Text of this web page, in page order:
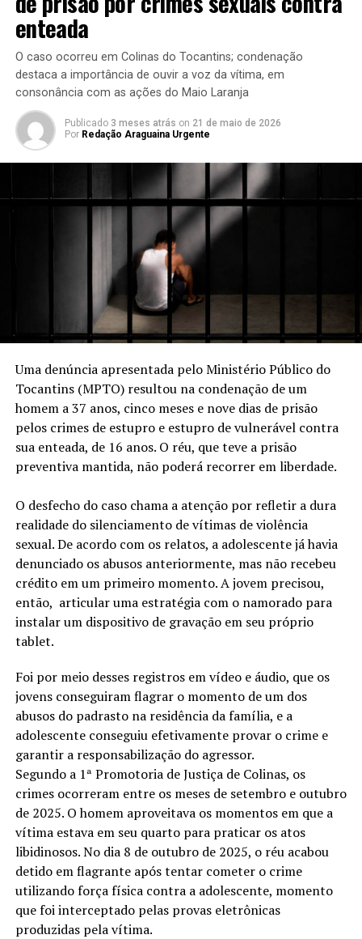
enteada
O caso ocorreu em Colinas do Tocantins; condenação
destaca a importância de ouvir a voz da vítima, em
consonância com as ações do Maio Laranja
Publicado 3 meses atrás on 21 de maio de 2026
Por Redação Araguaina Urgente
Uma denúncia apresentada pelo Ministério Público do
Tocantins (MPTO) resultou na condenação de um
homem a 37 anos, cinco meses e nove dias de prisão
pelos crimes de estupro e estupro de vulnerável contra
sua enteada, de 16 anos. O réu, que teve a prisão
preventiva mantida, não poderá recorrer em liberdade.
O desfecho do caso chama a atenção por refletir a dura
realidade do silenciamento de vítimas de violência
sexual. De acordo com os relatos, a adolescente já havia
denunciado os abusos anteriormente, mas não recebeu
crédito em um primeiro momento. A jovem precisou,
então, articular uma estratégia com o namorado para
instalar um dispositivo de gravação em seu próprio
tablet.
Foi por meio desses registros em vídeo e áudio, que os
jovens conseguiram flagrar o momento de um dos
abusos do padrasto na residência da família, e a
adolescente conseguiu efetivamente provar o crime e
garantir a responsabilização do agressor.
Segundo a 1ª Promotoria de Justiça de Colinas, os
crimes ocorreram entre os meses de setembro e outubro
de 2025. O homem aproveitava os momentos em que a
vítima estava em seu quarto para praticar os atos
libidinosos. No dia 8 de outubro de 2025, o réu acabou
detido em flagrante após tentar cometer o crime
utilizando força física contra a adolescente, momento
que foi interceptado pelas provas eletrônicas
produzidas pela vítima.